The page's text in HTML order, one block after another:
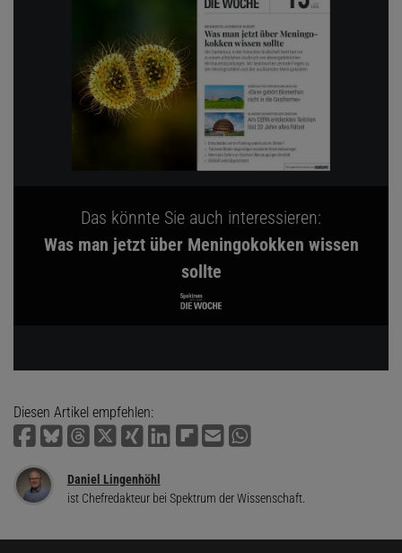
Das könnte Sie auch interessieren:
Was man jetzt über Meningokokken wissen
sollte
Diesen Artikel empfehlen:
Daniel Lingenhöhl
ist Chefredakteur bei Spektrum der Wissenschaft.